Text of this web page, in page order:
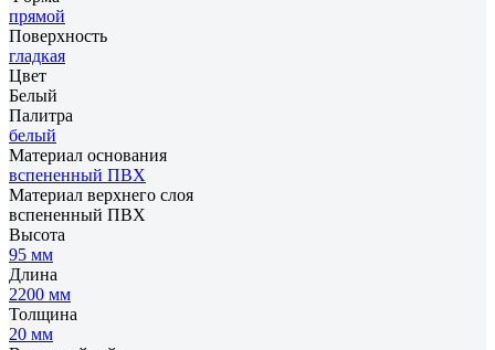
прямой
Поверхность
гладкая
Цвет
Белый
Палитра
белый
Материал основания
вспененный ПВХ
Материал верхнего слоя
вспененный ПВХ
Высота
95 мм
Длина
2200 мм
Толщина
20 мм